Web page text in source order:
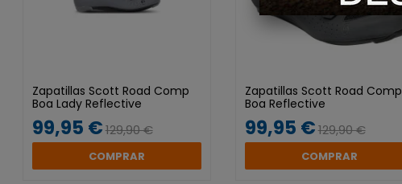
Zapatillas Scott Road Comp
Boa Lady Reflective
99,95 €129,90 €
COMPRAR
Zapatillas Scott Road Comp
Boa Reflective
99,95 €129,90 €
COMPRAR